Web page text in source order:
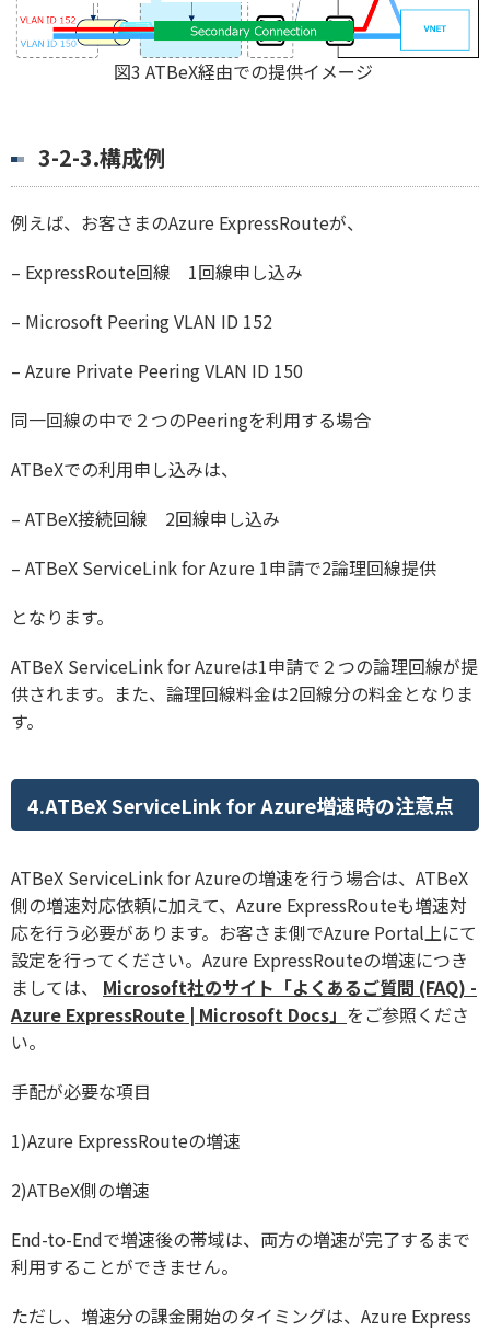
図3 ATBeX経由での提供イメージ
3-2-3.構成例
例えば、お客さまのAzure ExpressRouteが、
– ExpressRoute回線 1回線申し込み
– Microsoft Peering VLAN ID 152
– Azure Private Peering VLAN ID 150
同一回線の中で２つのPeeringを利用する場合
ATBeXでの利用申し込みは、
– ATBeX接続回線 2回線申し込み
– ATBeX ServiceLink for Azure 1申請で2論理回線提供
となります。
ATBeX ServiceLink for Azureは1申請で２つの論理回線が提
供されます。また、論理回線料金は2回線分の料金となりま
す。
4.ATBeX ServiceLink for Azure増速時の注意点
ATBeX ServiceLink for Azureの増速を行う場合は、ATBeX
側の増速対応依頼に加えて、Azure ExpressRouteも増速対
応を行う必要があります。お客さま側でAzure Portal上にて
設定を行ってください。Azure ExpressRouteの増速につき
ましては、 Microsoft社のサイト「よくあるご質問 (FAQ) -
Azure ExpressRoute | Microsoft Docs」 をご参照くださ
い。
手配が必要な項目
1)Azure ExpressRouteの増速
2)ATBeX側の増速
End-to-Endで増速後の帯域は、両方の増速が完了するまで
利用することができません。
ただし、増速分の課金開始のタイミングは、Azure Express